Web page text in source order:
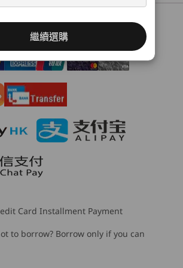
繼續選購
經久耐用
的可靠性，適用
任何工作環境
腦專為極致便攜性而設，其外形時
效能強大。採用回收塑膠等耐用材
格的 MIL-STD-810H 標準，確保即
（5600Mhz）、雙 SODIMM
PCIe Gen4 x 4 個雙 SSD (2242)
Security Slot™
解像度高達 4K@60Hz)
支援電力傳輸 3.1 及 DisplayPort
、40Gbps) 支援電力傳輸 3.1 及
On
起價
HK$8,198.00
Up to AMD
Ryzen™ 7 7000
Payment Options
Card Installment Payment
to borrow? Borrow only if you can